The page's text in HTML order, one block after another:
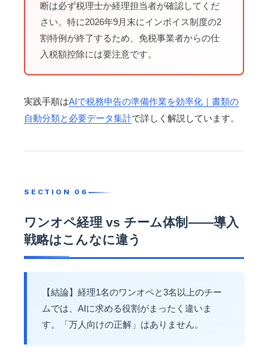
断は必ず税理士か経理担当者が確認してくだ
さい。特に2026年9月末にインボイス制度の2
割特例が終了するため、免税事業者からの仕
入税額控除には要注意です。
実践手順はAIで税務申告の準備作業を効率化｜書類の
自動分類と必要データ集計で詳しく解説しています。
ワンオペ経理 vs チーム体制——導入
戦略はこんなに違う
【結論】経理1名のワンオペと3名以上のチー
ムでは、AIに求める役割がまったく違いま
す。「万人向けの正解」はありません。